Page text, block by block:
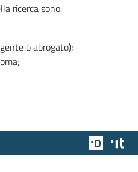
ricerca sono:
o abrogato);
Team